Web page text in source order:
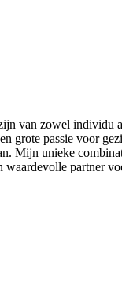
van zowel individu
grote passie voor
Mijn unieke
waardevolle partner